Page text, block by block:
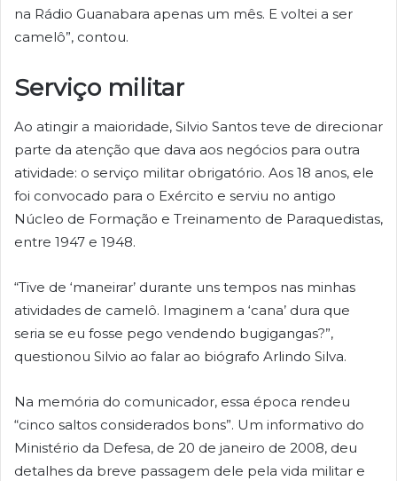
na Rádio Guanabara apenas um mês. E voltei a ser
camelô”, contou.
Serviço militar
Ao atingir a maioridade, Silvio Santos teve de direcionar
parte da atenção que dava aos negócios para outra
atividade: o serviço militar obrigatório. Aos 18 anos, ele
foi convocado para o Exército e serviu no antigo
Núcleo de Formação e Treinamento de Paraquedistas,
entre 1947 e 1948.
“Tive de ‘maneirar’ durante uns tempos nas minhas
atividades de camelô. Imaginem a ‘cana’ dura que
seria se eu fosse pego vendendo bugigangas?”,
questionou Silvio ao falar ao biógrafo Arlindo Silva.
Na memória do comunicador, essa época rendeu
“cinco saltos considerados bons”. Um informativo do
Ministério da Defesa, de 20 de janeiro de 2008, deu
detalhes da breve passagem dele pela vida militar e